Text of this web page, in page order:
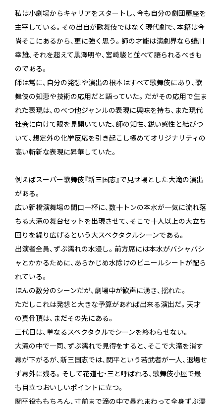
私は小劇場からキャリアをスタートし、今も自分の劇団扉座を
主宰している。その出自が歌舞伎ではなく現代劇で、本籍は今
尚そこにあるから、更に強く思う。師の才能は演劇界なら蜷川
幸雄、それを超えて黒澤明や、宮崎駿と並べて語られるべきも
のである。
師は常に、自分の発想や演出の根本はすべて歌舞伎にあり、歌
舞伎の知恵や技術の応用だと語っていた。だがその応用で生ま
れた表現は、のべつ他ジャンルの表現に興味を持ち、また現代
社会に向けて眼を見開いていた、師の知性、鋭い感性と結びつ
いて、想定外の化学反応を引き起こし極めてオリジナリティの
高い斬新な表現に昇華していた。
例えばスーパー歌舞伎『新三国志』で見せ場とした大滝の演出
がある。
広い新橋演舞場の間口一杯に、数十トンの本水が一気に流れ落
ちる大滝の舞台セットを出現させて、そこで十人以上の大立ち
回りを繰り広げるという大スペクタクルシーンである。
出演者全員、ずぶ濡れの水浸し。前方席には本水がバシャバシ
ャとかかるために、あらかじめ水除けのビニールシートが配ら
れている。
ほんの数分のシーンだが、劇場中が歓声に湧き、揺れた。
ただしこれは発想と大きな予算があれば出来る演出だ。天才
の真骨頂は、まだその先にある。
三代目は、単なるスペクタクルでシーンを終わらせない。
大滝の中で一同、ずぶ濡れで見得をすると、そこで大滝を消す
幕が下がるが、新三国志では、関平という若武者が一人、退場せ
ず幕外に残る。そして花道七・三と呼ばれる、歌舞伎小屋で最
も目立つおいしいポイントに立つ。
関平役ももちろん、寸前まで滝の中で暴れまわって全身ずぶ濡